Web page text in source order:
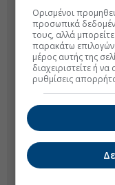
Ορισμένοι
προσωπικά
τους, αλλά
παρακάτω
μέρος αυτής της
διαχειριστείτε ή
ρυθμίσεις